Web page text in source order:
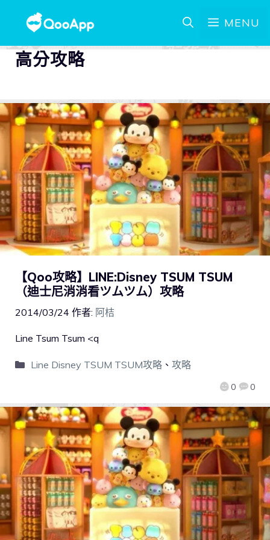
MENU
高分攻略
【Qoo攻略】LINE:Disney TSUM TSUM
（迪士尼消消看ツムツム）攻略
2014/03/24 作者: 阿桔
0 0
Line Tsum Tsum <q
Line Disney TSUM TSUM攻略、 攻略